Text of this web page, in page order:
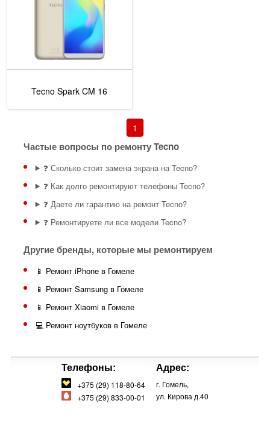
Tecno Spark CM 16
1
Частые вопросы по ремонту Tecno
❓ Сколько стоит замена экрана на Tecno?
❓ Как долго ремонтируют телефоны Tecno?
❓ Даете ли гарантию на ремонт Tecno?
❓ Ремонтируете ли все модели Tecno?
Другие бренды, которые мы ремонтируем
📱 Ремонт iPhone в Гомеле
📱 Ремонт Samsung в Гомеле
📱 Ремонт Xiaomi в Гомеле
💻 Ремонт ноутбуков в Гомеле
Телефоны:
+375 (29) 118-80-64
+375 (29) 833-00-01
Адрес:
г. Гомель,
ул. Кирова д.40